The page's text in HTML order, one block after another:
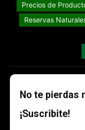
Precios de
Reservas
No te pierdas
¡Suscribite!